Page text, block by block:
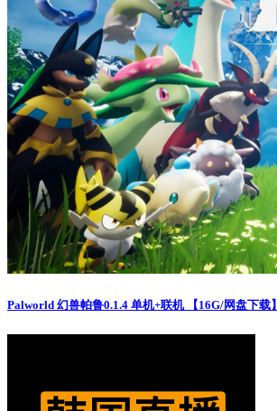
Palworld 幻兽帕鲁0.1.4 单机+联机 【16G/网盘下载】